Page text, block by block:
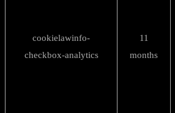
cookielawinfo-
checkbox-analytics
11
months